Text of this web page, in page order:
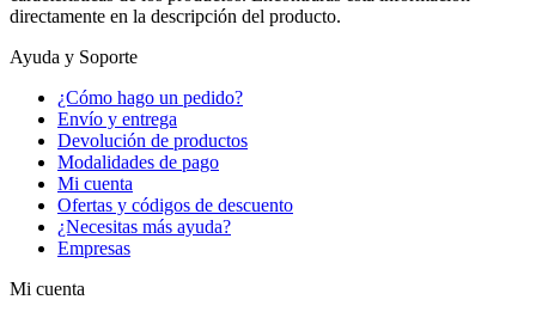
directamente en la descripción del producto.
Ayuda y Soporte
¿Cómo hago un pedido?
Envío y entrega
Devolución de productos
Modalidades de pago
Mi cuenta
Ofertas y códigos de descuento
¿Necesitas más ayuda?
Empresas
Mi cuenta